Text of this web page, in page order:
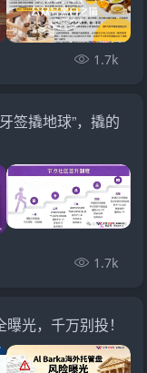
1.7k
签撬地球”，撬的
1.7k
光，千万别投！